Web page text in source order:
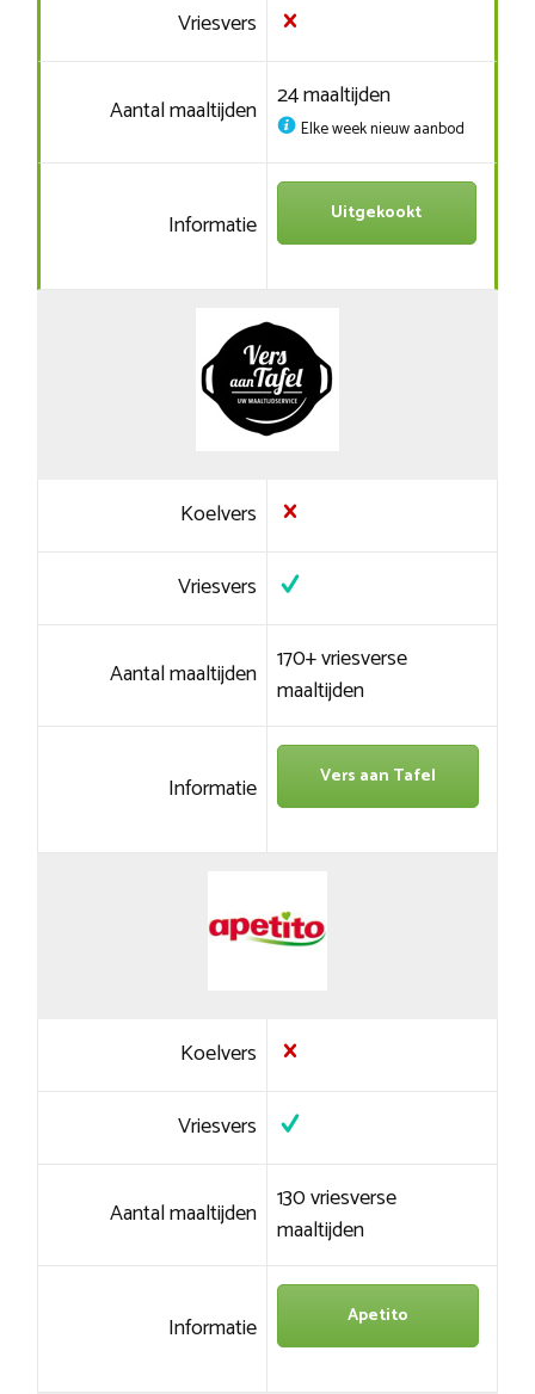
Vriesvers
Aantal maaltijden 24 maaltijden
Elke week nieuw aanbod
Informatie Uitgekookt
Koelvers
Vriesvers
Aantal maaltijden 170+ vriesverse
maaltijden
Informatie Vers aan Tafel
Koelvers
Vriesvers
Aantal maaltijden 130 vriesverse
maaltijden
Informatie Apetito